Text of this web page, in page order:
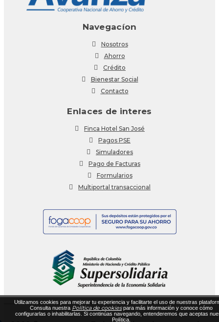
Navegacíon
Nosotros
Ahorro
Crédito
Bienestar Social
Contacto
Enlaces de interes
Finca Hotel San José
Pagos PSE
Simuladores
Pago de Facturas
Formularios
Multiportal transaccional
Utilizamos cookies para mejorar tu experiencia y facilitarte el uso de nuestras
Consulta nuestra Política de cookiespara más información y conoce cómo
configurarlas o inhabilitarlas. Si continúas navegando, entenderemos que aceptas
Política.